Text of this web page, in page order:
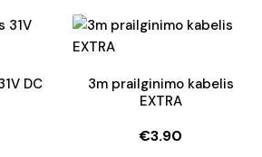
was:
is:
DC
3m prailginimo kabelis
EXTRA
€3.90